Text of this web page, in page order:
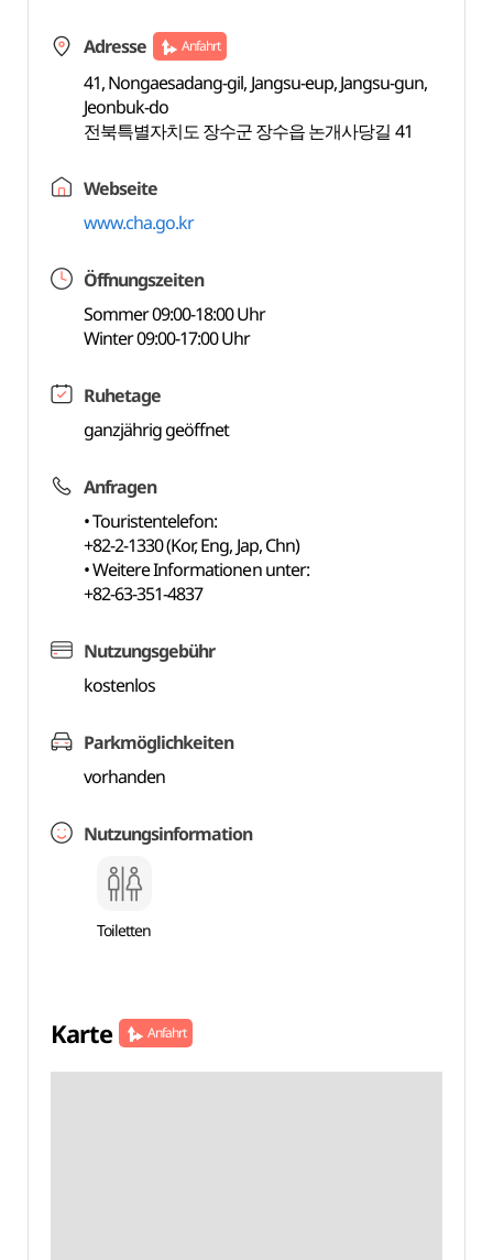
Adresse Anfahrt
41, Nongaesadang-gil, Jangsu-eup, Jangsu-gun,
Jeonbuk-do
전북특별자치도 장수군 장수읍 논개사당길 41
Webseite
www.cha.go.kr
Öffnungszeiten
Sommer 09:00-18:00 Uhr
Winter 09:00-17:00 Uhr
Ruhetage
ganzjährig geöffnet
Anfragen
• Touristentelefon:
+82-2-1330 (Kor, Eng, Jap, Chn)
• Weitere Informationen unter:
+82-63-351-4837
Nutzungsgebühr
kostenlos
Parkmöglichkeiten
vorhanden
Nutzungsinformation
Toiletten
Karte Anfahrt